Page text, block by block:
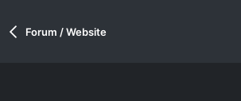
Forum / Website